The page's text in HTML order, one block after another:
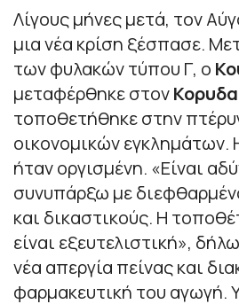
Λίγους μήνες μετά, τον
μια νέα κρίση ξέσπασε.
των φυλακών τύπου Γ, ο
μεταφέρθηκε στον
τοποθετήθηκε στην
οικονομικών εγκλημάτων.
ήταν οργισμένη. «Είναι
συνυπάρξω με
και δικαστικούς. Η
είναι εξευτελιστική»,
νέα απεργία πείνας και
φαρμακευτική του αγωγή.